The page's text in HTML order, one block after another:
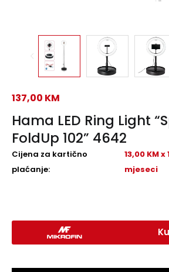
Hama LED Ring Light
FoldUp 102” 4642
137,00 KM
Cijena za kartično
plaćanje:
13,00 KM x
mjeseci